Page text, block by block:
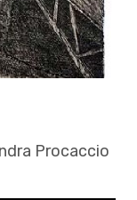
Procaccio